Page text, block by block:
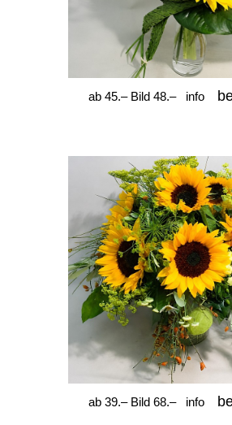
ab 45.– Bild 48.– info
ab 39.– Bild 68.– info